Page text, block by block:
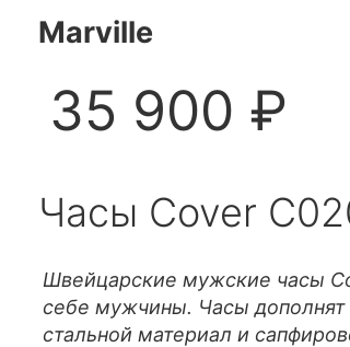
Marville
35 900 ₽
Часы Cover
Швейцарские мужские часы
себе мужчины. Часы дополнят
стальной материал и